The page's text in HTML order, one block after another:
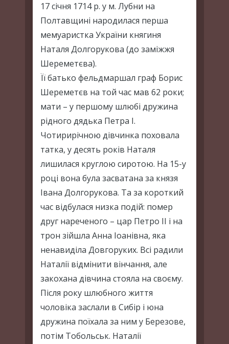
17 січня 1714 р. у м. Лубни на
Полтавщині народилася перша
мемуаристка України княгиня
Наталя Долгорукова (до заміжжя
Шереметєва).
Її батько фельдмаршал граф Борис
Шереметєв на той час мав 62 роки;
мати – у першому шлюбі дружина
рідного дядька Петра І.
Чотирирічною дівчинка поховала
татка, у десять років Наталя
лишилася круглою сиротою. На 15-у
році вона була засватана за князя
Івана Долгорукова. Та за короткий
час відбулася низка подій: помер
друг нареченого – цар Петро ІІ і на
трон зійшла Анна Іоанівна, яка
ненавиділа Довгоруких. Всі радили
Наталії відмінити вінчання, але
закохана дівчина стояла на своєму.
Після року шлюбного життя
чоловіка заслали в Сибір і юна
дружина поїхала за ним у Березове,
потім Тобольськ. Наталії